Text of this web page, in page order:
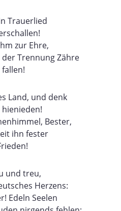
Trauerlied
zur Ehre,
Trennung Zähre
Land, und denk
Bester,
ihn fester
und treu,
Herzens:
Edeln Seelen